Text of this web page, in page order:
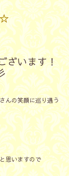
ざいます！
んの笑顔に巡り遇う
思いますので